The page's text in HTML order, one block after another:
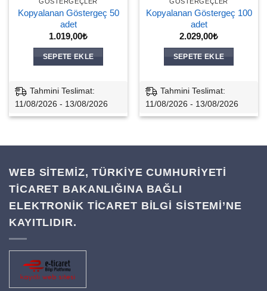
Kopyalanan Göstergeç 50
adet
1.019,00₺
SEPETE EKLE
Tahmini Teslimat:
11/08/2026 - 13/08/2026
Kopyalanan Göstergeç 100
adet
2.029,00₺
SEPETE EKLE
Tahmini Teslimat:
11/08/2026 - 13/08/2026
WEB SİTEMİZ, TÜRKİYE CUMHURİYETİ
TİCARET BAKANLIĞINA BAĞLI
ELEKTRONİK TİCARET BİLGİ SİSTEMİ’NE
KAYITLIDIR.